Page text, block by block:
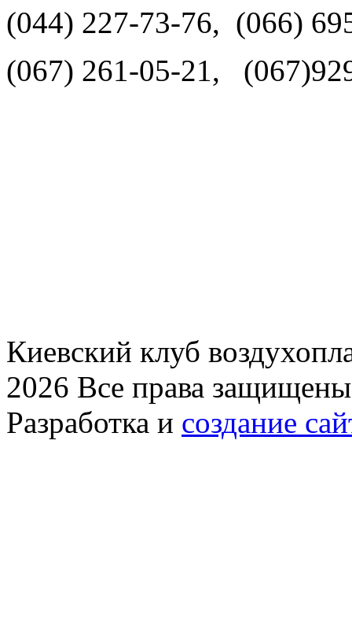
(044) 227-73-76, (066)
(067) 261-05-21,
Киевский клуб
2026 Все права защищены
Разработка и создание